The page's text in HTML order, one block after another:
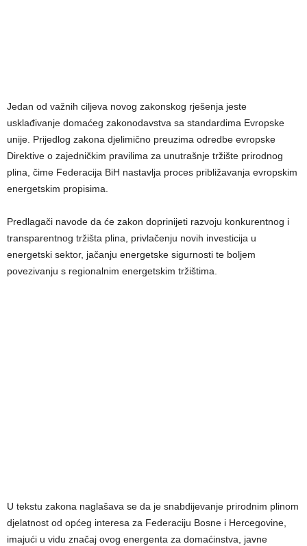
Jedan od važnih ciljeva novog zakonskog rješenja jeste
usklađivanje domaćeg zakonodavstva sa standardima Evropske
unije. Prijedlog zakona djelimično preuzima odredbe evropske
Direktive o zajedničkim pravilima za unutrašnje tržište prirodnog
plina, čime Federacija BiH nastavlja proces približavanja evropskim
energetskim propisima.
Predlagači navode da će zakon doprinijeti razvoju konkurentnog i
transparentnog tržišta plina, privlačenju novih investicija u
energetski sektor, jačanju energetske sigurnosti te boljem
povezivanju s regionalnim energetskim tržištima.
U tekstu zakona naglašava se da je snabdijevanje prirodnim plinom
djelatnost od općeg interesa za Federaciju Bosne i Hercegovine,
imajući u vidu značaj ovog energenta za domaćinstva, javne